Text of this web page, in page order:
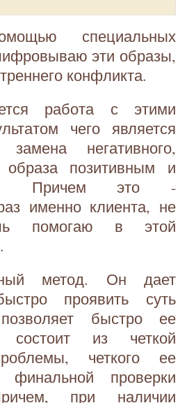
специальных
эти образы,
конфликта.
работа с этими
чего является
замена негативного,
образа позитивным и
Причем это -
именно клиента, не
помогаю в этой
метод. Он дает
проявить суть
быстро ее
из четкой
четкого ее
проверки
при наличии